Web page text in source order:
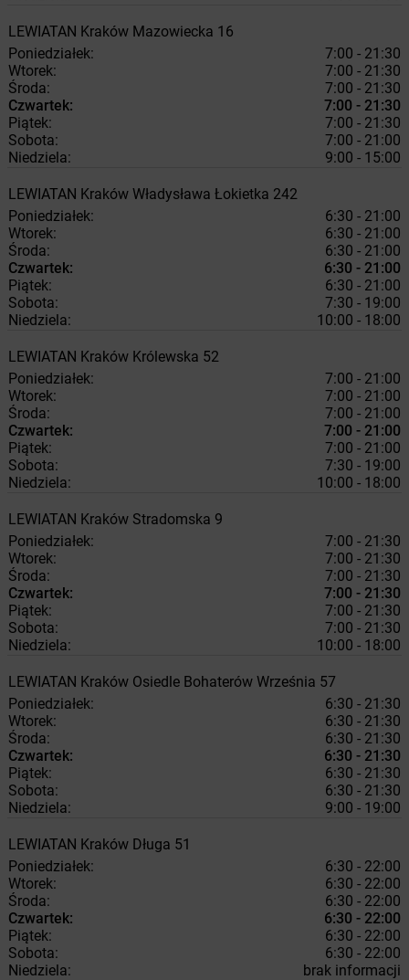
LEWIATAN Kraków Mazowiecka 16
Poniedziałek:
7:00 - 21:30
Wtorek:
7:00 - 21:30
Środa:
7:00 - 21:30
Czwartek:
7:00 - 21:30
Piątek:
7:00 - 21:30
Sobota:
7:00 - 21:00
Niedziela:
9:00 - 15:00
LEWIATAN Kraków Władysława Łokietka 242
Poniedziałek:
6:30 - 21:00
Wtorek:
6:30 - 21:00
Środa:
6:30 - 21:00
Czwartek:
6:30 - 21:00
Piątek:
6:30 - 21:00
Sobota:
7:30 - 19:00
Niedziela:
10:00 - 18:00
LEWIATAN Kraków Królewska 52
Poniedziałek:
7:00 - 21:00
Wtorek:
7:00 - 21:00
Środa:
7:00 - 21:00
Czwartek:
7:00 - 21:00
Piątek:
7:00 - 21:00
Sobota:
7:30 - 19:00
Niedziela:
10:00 - 18:00
LEWIATAN Kraków Stradomska 9
Poniedziałek:
7:00 - 21:30
Wtorek:
7:00 - 21:30
Środa:
7:00 - 21:30
Czwartek:
7:00 - 21:30
Piątek:
7:00 - 21:30
Sobota:
7:00 - 21:30
Niedziela:
10:00 - 18:00
LEWIATAN Kraków Osiedle Bohaterów Września 57
Poniedziałek:
6:30 - 21:30
Wtorek:
6:30 - 21:30
Środa:
6:30 - 21:30
Czwartek:
6:30 - 21:30
Piątek:
6:30 - 21:30
Sobota:
6:30 - 21:30
Niedziela:
9:00 - 19:00
LEWIATAN Kraków Długa 51
Poniedziałek:
6:30 - 22:00
Wtorek:
6:30 - 22:00
Środa:
6:30 - 22:00
Czwartek:
6:30 - 22:00
Piątek:
6:30 - 22:00
Sobota:
6:30 - 22:00
Niedziela:
brak informacji